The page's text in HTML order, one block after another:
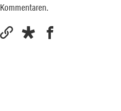
Kommentaren.